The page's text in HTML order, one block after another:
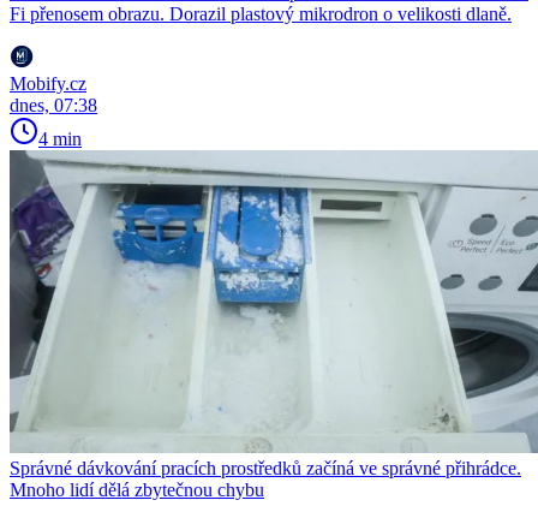
Fi přenosem obrazu. Dorazil plastový mikrodron o velikosti dlaně.
Mobify.cz
dnes, 07:38
4 min
Správné dávkování pracích prostředků začíná ve správné přihrádce.
Mnoho lidí dělá zbytečnou chybu